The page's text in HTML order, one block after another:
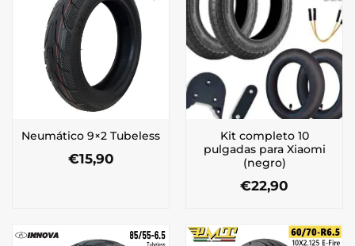
Neumático 9×2 Tubeless
€15,90
Kit completo 10
pulgadas para Xiaomi
(negro)
€22,90